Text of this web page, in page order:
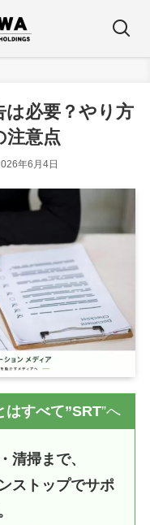
は必要？やり方
注意点
年6月4日
はすべて”SRT”へ
清掃まで、
ストップでサポ